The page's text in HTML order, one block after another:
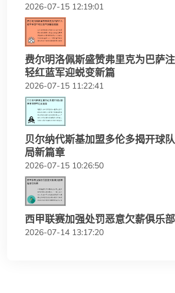
2026-07-15 12:19:01
费尔明洛佩斯盛赞弗里克为巴萨
轻红蓝军迎蜕变新篇
2026-07-15 11:22:41
贝尔纳代斯基加盟多伦多揭开球
局新篇章
2026-07-15 10:26:50
西甲联赛加强处罚恶意欠薪俱乐
2026-07-14 13:17:20